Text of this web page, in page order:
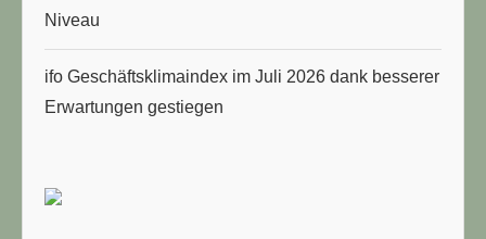
Niveau
ifo Geschäftsklimaindex im Juli 2026 dank besserer
Erwartungen gestiegen